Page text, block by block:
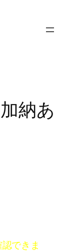
納あ
できま